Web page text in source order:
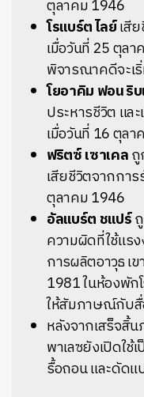
ตุลาคม 1946
โรแบร์ต ไลย์เสี
เมื่อวันที่ 25 ตุล
พิจารณาคดีจะเ
โยอาคิม ฟอน ริบ
ประหารชีวิต แล
เมื่อวันที่ 16 ตุล
ฟริตซ์ เซาเคล
เสียชีวิตจากกา
ตุลาคม 1946
อัลแบร์ต ชแปร์
ความผิดที่ใช้แร
การผลิตอาวุธ เ
1981 ในห้องพั
ให้สัมภาษณ์กับ
หลังจากเสร็จสิ้
พาเลซยังเปิดใ
รื้อถอน และดัด